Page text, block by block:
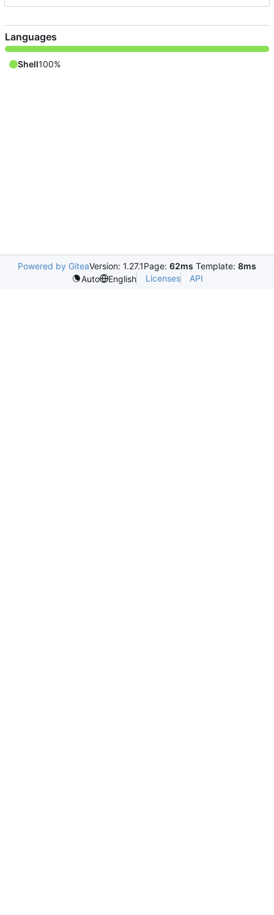
Languages
Shell100%
Powered by GiteaVersion: 1.27.1Page: 62ms Template: 8ms
Auto
English Licenses API